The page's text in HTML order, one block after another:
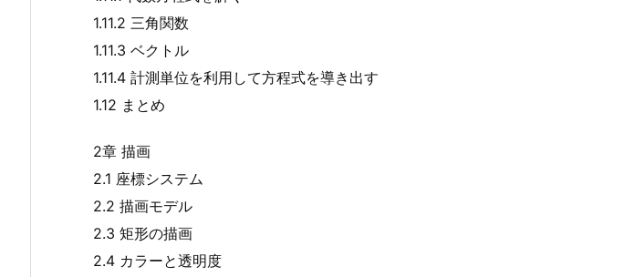
1.11.2 三角関数
1.11.3 ベクトル
1.11.4 計測単位を利用して方程式を導き出す
1.12 まとめ
2章 描画
2.1 座標システム
2.2 描画モデル
2.3 矩形の描画
2.4 カラーと透明度